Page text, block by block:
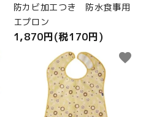
防カビ加工つき 防水食事用
エプロン
1,870円(税170円)
favorite